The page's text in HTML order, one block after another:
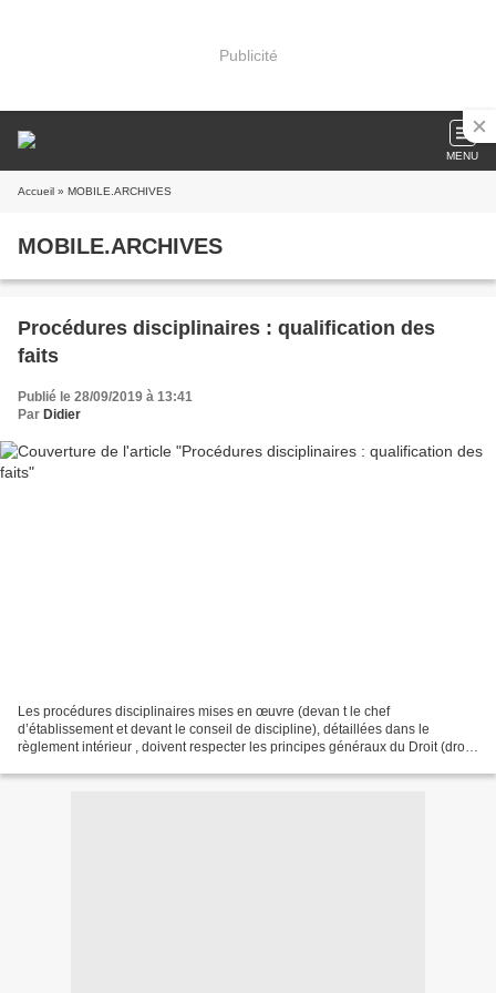
Publicité
MENU
Accueil » MOBILE.ARCHIVES
MOBILE.ARCHIVES
Procédures disciplinaires : qualification des
faits
Publié le 28/09/2019 à 13:41
Par Didier
Les procédures disciplinaires mises en œuvre (devan t le chef
d’établissement et devant le conseil de discipline), détaillées dans le
règlement intérieur , doivent respecter les principes généraux du Droit (droit